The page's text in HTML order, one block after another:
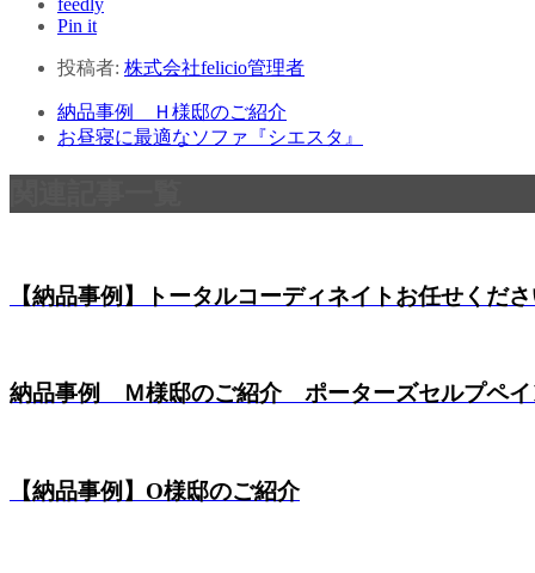
feedly
Pin it
投稿者: 株式会社felicio管理者
納品事例 Ｈ様邸のご紹介
お昼寝に最適なソファ『シエスタ』
【納品事例】トータルコーディネイトお任せくだ
納品事例 Ｍ様邸のご紹介 ポーターズセルプペイ
【納品事例】O様邸のご紹介